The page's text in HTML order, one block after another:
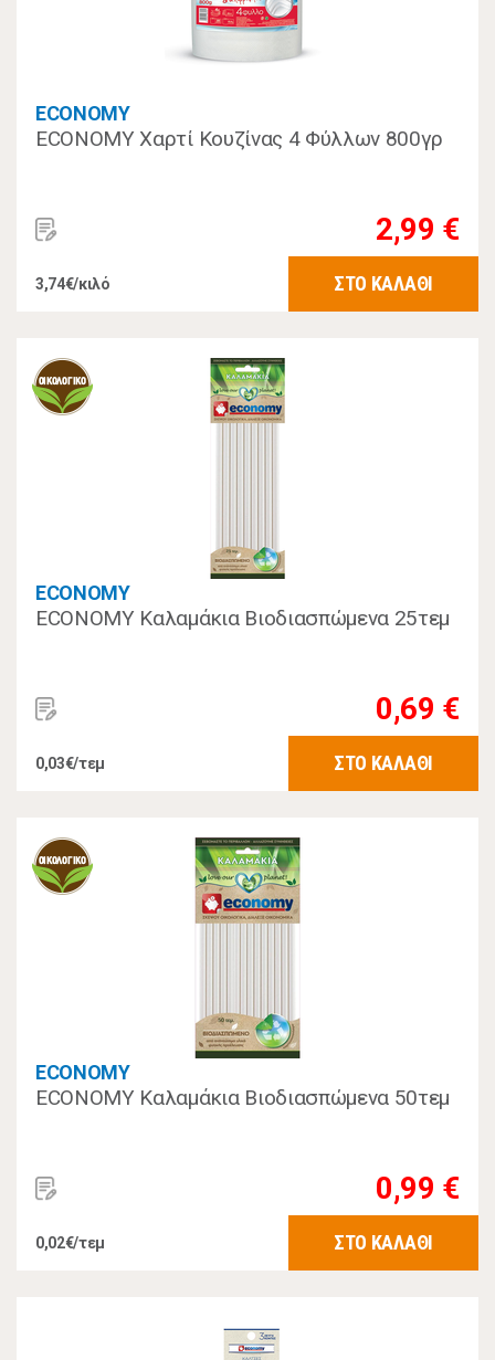
ECONOMY
ECONOMY Χαρτί Κουζίνας 4 Φύλλων 800γρ
2,99 €
3,74€/κιλό ΣΤΟ ΚΑΛΑΘΙ
ECONOMY
ECONOMY Καλαμάκια Βιοδιασπώμενα 25τεμ
0,69 €
0,03€/τεμ ΣΤΟ ΚΑΛΑΘΙ
ECONOMY
ECONOMY Καλαμάκια Βιοδιασπώμενα 50τεμ
0,99 €
0,02€/τεμ ΣΤΟ ΚΑΛΑΘΙ